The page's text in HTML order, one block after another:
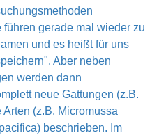
gerade mal wieder zu
und es heißt für uns
Aber neben
werden dann
neue Gattungen (z.B.
(z.B. Micromussa
beschrieben. Im